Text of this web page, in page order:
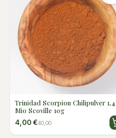
Trinidad Scorpion Chilipulver 1,4
Mio Scoville 10g
4,00 €40,00